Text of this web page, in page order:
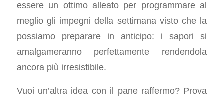
essere un ottimo alleato per programmare al
meglio gli impegni della settimana visto che la
possiamo preparare in anticipo: i sapori si
amalgameranno perfettamente rendendola
ancora più irresistibile.
Vuoi un’altra idea con il pane raffermo? Prova